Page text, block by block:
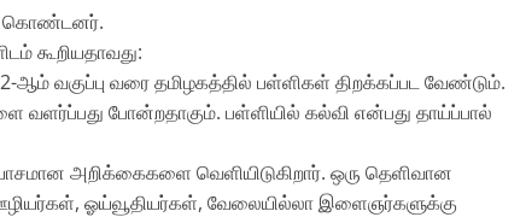
கொண்டனர்.
கூறியதாவது:
ஆம் வகுப்பு வரை தமிழகத்தில் பள்ளிகள் திறக்கப்பட வேண்டும்.
வளர்ப்பது போன்றதாகும். பள்ளியில் கல்வி என்பது தாய்ப்பால்
அறிக்கைகளை வெளியிடுகிறார். ஒரு தெளிவான
ஓய்வூதியர்கள், வேலையில்லா இளைஞர்களுக்கு